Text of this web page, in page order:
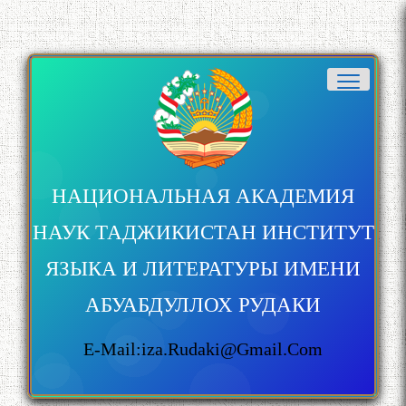
НАЦИОНАЛЬНАЯ АКАДЕМИЯ
НАУК ТАДЖИКИСТАН ИНСТИТУТ
ЯЗЫКА И ЛИТЕРАТУРЫ ИМЕНИ
АБУАБДУЛЛОХ РУДАКИ
E-Mail:iza.rudaki@gmail.com
БА МУНОСИБАТИ